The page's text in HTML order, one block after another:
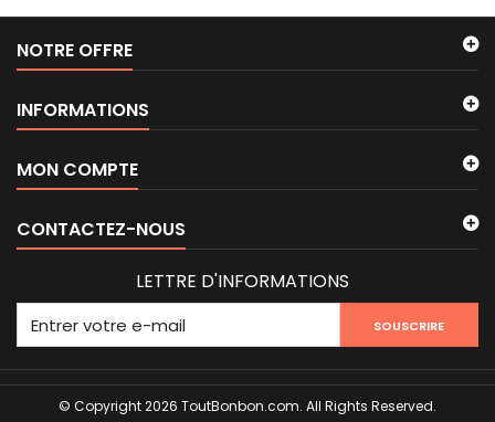
NOTRE OFFRE
INFORMATIONS
© Copyright 2026 ToutBonbon.com. All Rights Reserved.
MON COMPTE
CONTACTEZ-NOUS
LETTRE D'INFORMATIONS
SOUSCRIRE